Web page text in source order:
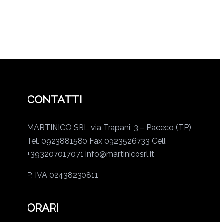
CONTATTI
MARTINICO SRL via Trapani, 3 – Paceco (TP)
Tel. 0923881580 Fax 0923526733 Cell.
+393207017071 info@martinicosrl.it
P. IVA 02438230811
ORARI